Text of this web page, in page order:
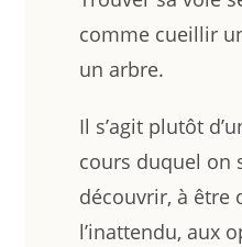
comme cueillir
un arbre.
Il s’agit plutôt
cours duquel on
découvrir, à être
l’inattendu, aux